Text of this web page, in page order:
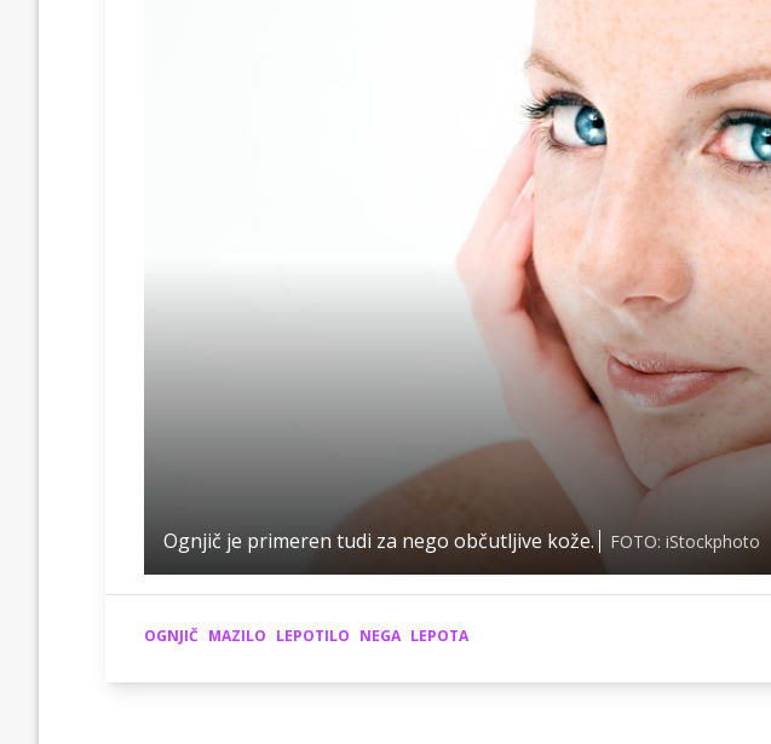
Ognjič je primeren tudi za nego občutljive kože. FOTO: iStockphoto
OGNJIČ MAZILO LEPOTILO NEGA LEPOTA